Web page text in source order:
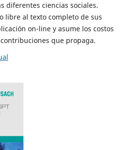
diferentes ciencias sociales.
libre al texto completo de sus
on-line y asume los costos
que propaga.